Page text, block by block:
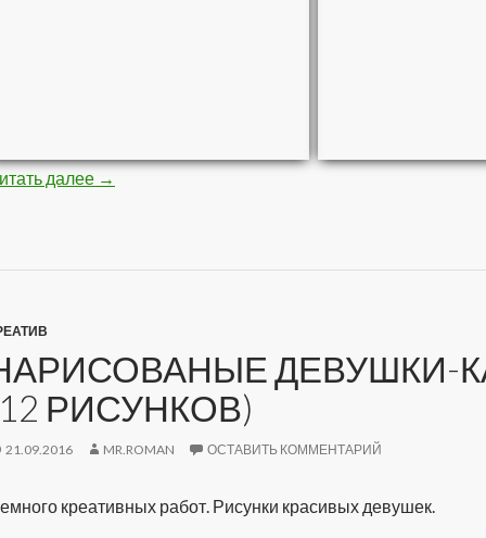
далее Стройная негритяночка (10 фото)
→
ДЕВУШКИ-
РИСУНКОВ)
21.09.2016 MR.ROMAN ОСТАВИТЬ КОММЕНТАРИЙ
креативных работ. Рисунки красивых девушек.